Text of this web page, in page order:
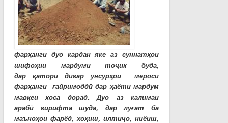
фарҳанги дуо кардан яке аз суннатҳои
шифоҳии мардуми тоҷик буда,
дар қатори дигар унсурҳои мероси
фарҳанги ғайримоддӣ дар ҳаёти мардум
мавқеи хоса дорад. Дуо аз калимаи
арабӣ гирифта шуда, дар луғат ба
маъноҳои фарёд, хоҳиш, илтиҷо, ниёиш,